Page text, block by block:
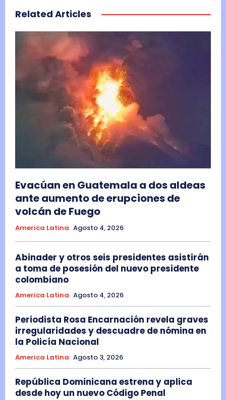
Related Articles
Evacúan en Guatemala a dos aldeas
ante aumento de erupciones de
volcán de Fuego
America Latina Agosto 4, 2026
Abinader y otros seis presidentes asistirán
a toma de posesión del nuevo presidente
colombiano
America Latina Agosto 4, 2026
Periodista Rosa Encarnación revela graves
irregularidades y descuadre de nómina en
la Policía Nacional
America Latina Agosto 3, 2026
República Dominicana estrena y aplica
desde hoy un nuevo Código Penal